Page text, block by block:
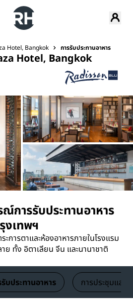
Hotel, Bangkok การรับประทานอาหาร
Hotel, Bangkok
การรับประทานอาหาร
งเทพฯ
ารตาและห้องอาหารภายในโรงแรม
ย ทั้ง อิตาเลียน จีน และนานาชาติ
รับประทานอาหาร การประชุมและ